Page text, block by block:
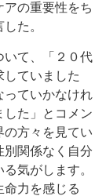
の重要性をち
た。
て、「２０代
ていました
っていかなけれ
した」とコメン
の方々を見てい
別関係なく自分
気がします。
力を感じる